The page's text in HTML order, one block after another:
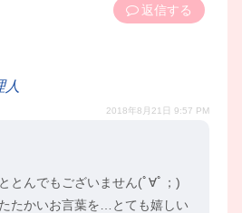
返信
人
2018年8月21日 9:57 PM
とんでもございません(ﾟ∀ﾟ；)
たかいお言葉を…とても嬉しい